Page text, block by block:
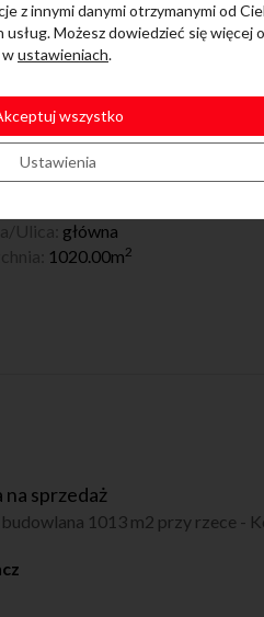
na sprzedaż
budowlana 1020 m2 przy rzece -
Ulica: główna
1020.00m2
na sprzedaż
budowlana 1013 m2 przy rzece -
z innymi danymi otrzymanymi od
Możesz dowiedzieć się więcej
wustawieniach.
wszystko
Ustawienia